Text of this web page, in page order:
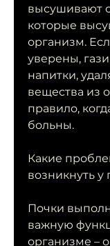
высушивают
которые
организм.
уверены,
напитки,
вещества из
правило,
больны.
Какие
возникнуть у
Почки
важную
организме –